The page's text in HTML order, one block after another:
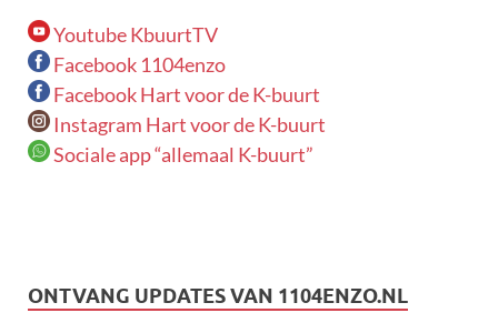
Youtube KbuurtTV
Facebook 1104enzo
Facebook Hart voor de K-buurt
Instagram Hart voor de K-buurt
Sociale app “allemaal K-buurt”
ONTVANG UPDATES VAN 1104ENZO.NL